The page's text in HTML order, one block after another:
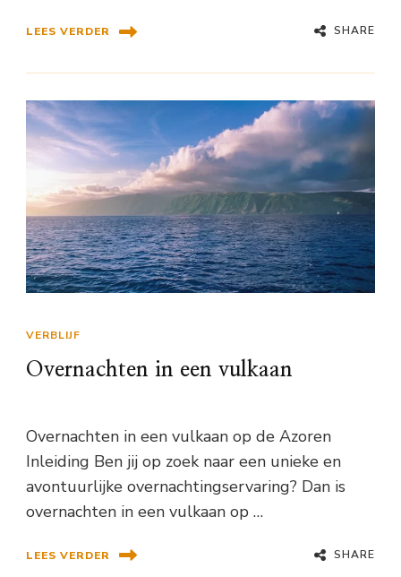
LEES VERDER SHARE
VERBLIJF
Overnachten in een vulkaan
Overnachten in een vulkaan op de Azoren
Inleiding Ben jij op zoek naar een unieke en
avontuurlijke overnachtingservaring? Dan is
overnachten in een vulkaan op …
LEES VERDER SHARE